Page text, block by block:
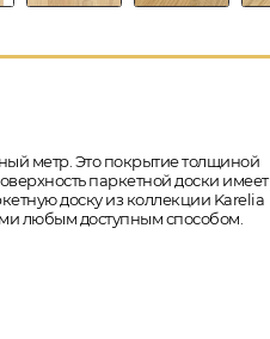
метр. Это покрытие толщиной
паркетной доски имеет
доску из коллекции Karelia
любым доступным способом.